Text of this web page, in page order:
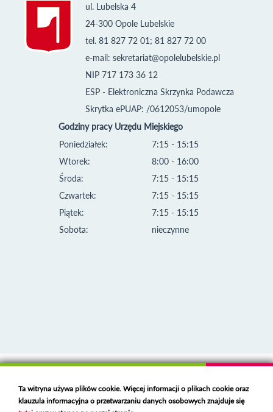
ul. Lubelska 4
24-300 Opole Lubelskie
tel. 81 827 72 01; 81 827 72 00
e-mail: sekretariat@opolelubelskie.pl
NIP 717 173 36 12
ESP - Elektroniczna Skrzynka Podawcza
Skrytka ePUAP: /0612053/umopole
Godziny pracy Urzędu Miejskiego
Poniedziałek:
Wtorek:
Środa:
Czwartek:
Piątek:
Sobota:
7:15 - 15:15
8:00 - 16:00
7:15 - 15:15
7:15 - 15:15
7:15 - 15:15
nieczynne
Deklaracja dostępności
Polski serwer RBLhttps://polspam.pl/
Ta witryna używa plików cookie. Więcej informacji o plikach cookie oraz
klauzula informacyjna o przetwarzaniu danych osobowych znajduje się